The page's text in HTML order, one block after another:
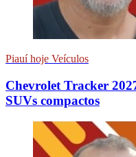
Piauí hoje Veículos
Chevrolet Tracker
SUVs compactos